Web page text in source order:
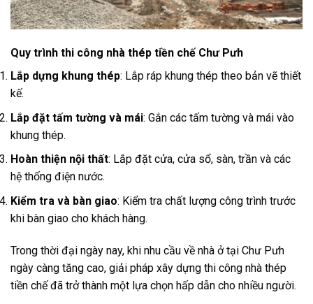
Quy trình thi công nhà thép tiền chế Chư Pưh
Lắp dựng khung thép: Lắp ráp khung thép theo bản vẽ thiết
kế.
Lắp đặt tấm tường và mái: Gắn các tấm tường và mái vào
khung thép.
Hoàn thiện nội thất: Lắp đặt cửa, cửa sổ, sàn, trần và các
hệ thống điện nước.
Kiểm tra và bàn giao: Kiểm tra chất lượng công trình trước
khi bàn giao cho khách hàng.
Trong thời đại ngày nay, khi nhu cầu về nhà ở tại Chư Pưh
ngày càng tăng cao, giải pháp xây dựng thi công nhà thép
tiền chế đã trở thành một lựa chọn hấp dẫn cho nhiều người.